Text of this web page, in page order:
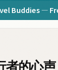
Buddies —
者的心声